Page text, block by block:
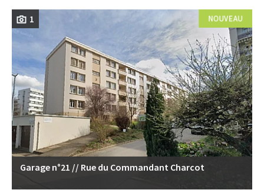
1
Garage n°21 // Rue du Commandant Charcot